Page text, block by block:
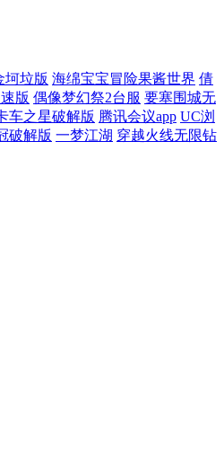
坷垃版 海绵宝宝冒险果酱世界 倩
版 偶像梦幻祭2台服 要塞围城无
车之星破解版 腾讯会议app UC浏
破解版 一梦江湖 穿越火线无限钻